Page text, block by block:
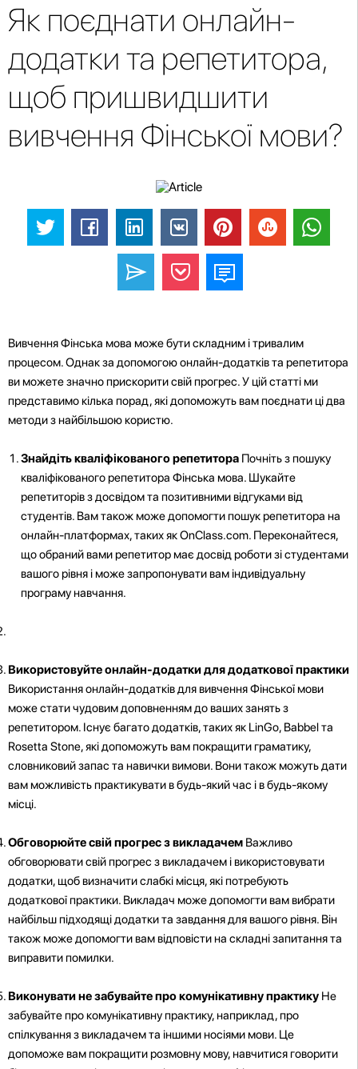
Як поєднати онлайн-
додатки та репетитора,
щоб пришвидшити
вивчення Фінської мови?
Вивчення Фінська мова може бути складним і тривалим
процесом. Однак за допомогою онлайн-додатків та репетитора
ви можете значно прискорити свій прогрес. У цій статті ми
представимо кілька порад, які допоможуть вам поєднати ці два
методи з найбільшою користю.
Знайдіть кваліфікованого репетитора Почніть з пошуку
кваліфікованого репетитора Фінська мова. Шукайте
репетиторів з досвідом та позитивними відгуками від
студентів. Вам також може допомогти пошук репетитора на
онлайн-платформах, таких як OnClass.com. Переконайтеся,
що обраний вами репетитор має досвід роботи зі студентами
вашого рівня і може запропонувати вам індивідуальну
програму навчання.
Використовуйте онлайн-додатки для додаткової практики
Використання онлайн-додатків для вивчення Фінської мови
може стати чудовим доповненням до ваших занять з
репетитором. Існує багато додатків, таких як LinGo, Babbel та
Rosetta Stone, які допоможуть вам покращити граматику,
словниковий запас та навички вимови. Вони також можуть дати
вам можливість практикувати в будь-який час і в будь-якому
місці.
Обговорюйте свій прогрес з викладачем Важливо
обговорювати свій прогрес з викладачем і використовувати
додатки, щоб визначити слабкі місця, які потребують
додаткової практики. Викладач може допомогти вам вибрати
найбільш підходящі додатки та завдання для вашого рівня. Він
також може допомогти вам відповісти на складні запитання та
виправити помилки.
Виконувати не забувайте про комунікативну практику Не
забувайте про комунікативну практику, наприклад, про
спілкування з викладачем та іншими носіями мови. Це
допоможе вам покращити розмовну мову, навчитися говорити